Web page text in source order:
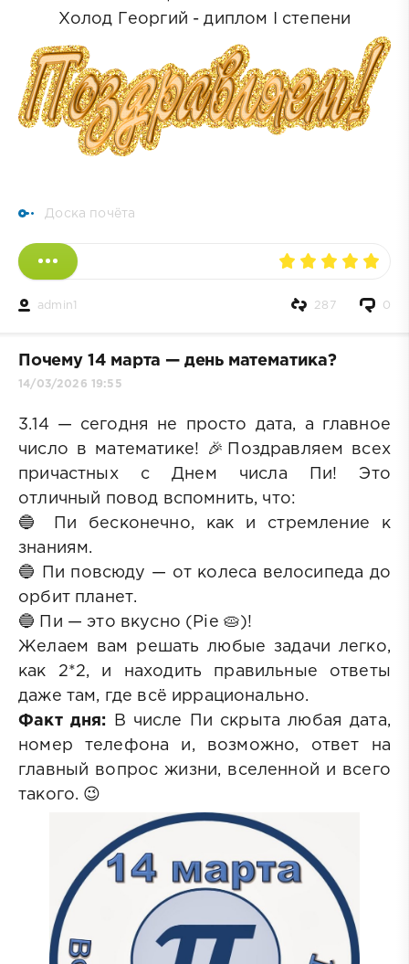
Холод Георгий - диплом I степени
Доска почёта
admin1 0
287
Почему 14 марта — день математика?
14/03/2026 19:55
3.14 — сегодня не просто дата, а главное
число в математике! 🎉Поздравляем всех
причастных с Днем числа Пи! Это
отличный повод вспомнить, что:
🔵 Пи бесконечно, как и стремление к
знаниям.
🔵 Пи повсюду — от колеса велосипеда до
орбит планет.
🔵 Пи — это вкусно (Pie 🥧)!
Желаем вам решать любые задачи легко,
как 2*2, и находить правильные ответы
даже там, где всё иррационально.
Факт дня: В числе Пи скрыта любая дата,
номер телефона и, возможно, ответ на
главный вопрос жизни, вселенной и всего
такого. 😉